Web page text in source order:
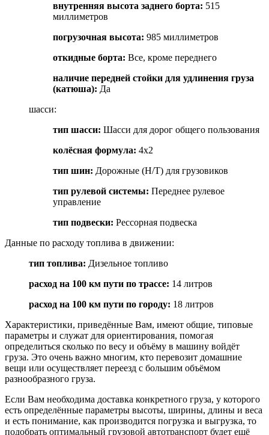
внутренняя высота заднего борта: 515
миллиметров
погрузочная высота: 985 миллиметров
откидные борта: Все, кроме переднего
наличие передней стойки для удлинения груза
(катюша): Да
шасси:
тип шасси: Шасси для дорог общего пользования
колёсная формула: 4x2
тип шин: Дорожные (H/T) для грузовиков
тип рулевой системы: Переднее рулевое
управление
тип подвески: Рессорная подвеска
Данные по расходу топлива в движении:
тип топлива: Дизельное топливо
расход на 100 км пути по трассе: 14 литров
расход на 100 км пути по городу: 18 литров
Характеристики, приведённые Вам, имеют общие, типовые
параметры и служат для ориентирования, помогая
определиться сколько по весу и объёму в машину войдёт
груза. Это очень важно многим, кто перевозит домашние
вещи или осуществляет переезд с большим объёмом
разнообразного груза.
Если Вам необходима доставка конкретного груза, у которого
есть определённые параметры высоты, ширины, длины и веса
и есть понимание, как производится погрузка и выгрузка, то
подобрать оптимальный грузовой автотранспорт будет ещё